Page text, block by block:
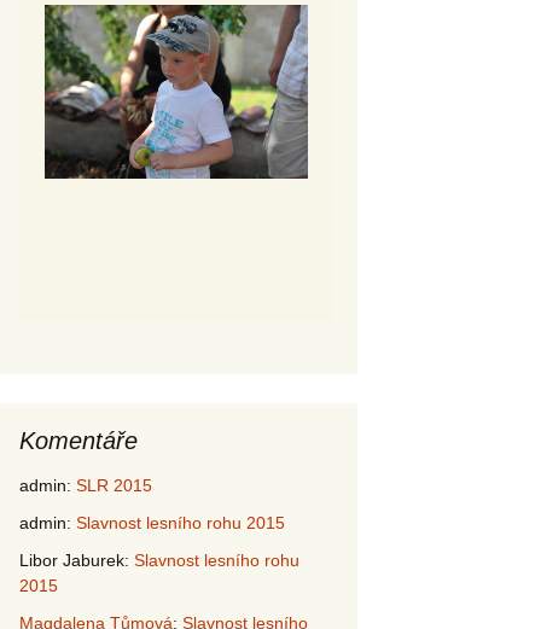
Komentáře
admin: SLR 2015
admin: Slavnost lesního rohu 2015
Libor Jaburek: Slavnost lesního rohu
2015
Magdalena Tůmová: Slavnost lesního